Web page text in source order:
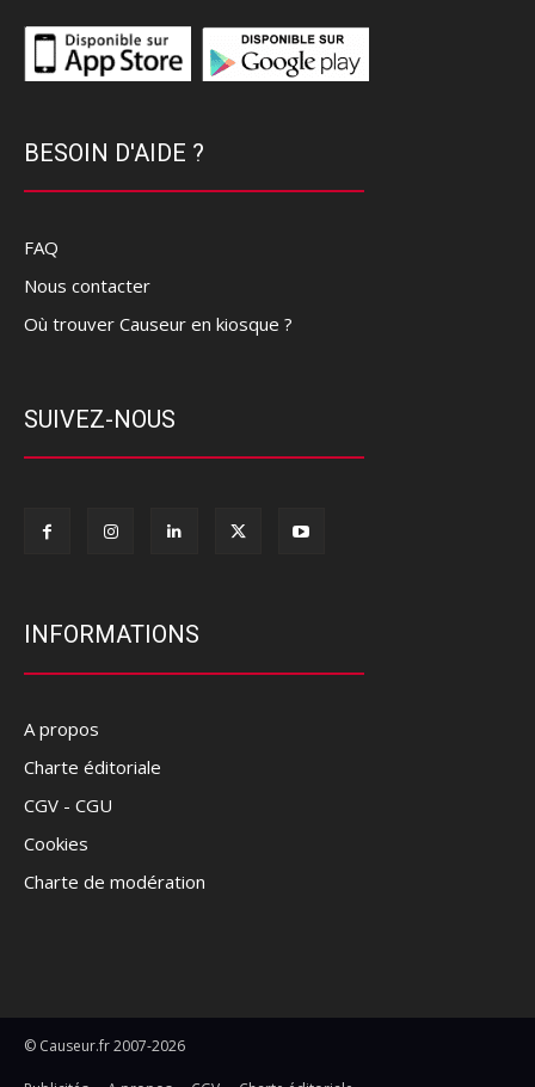
BESOIN D'AIDE ?
FAQ
Nous contacter
Où trouver Causeur en kiosque ?
SUIVEZ-NOUS
INFORMATIONS
A propos
Charte éditoriale
CGV - CGU
Cookies
Charte de modération
© Causeur.fr 2007-2026